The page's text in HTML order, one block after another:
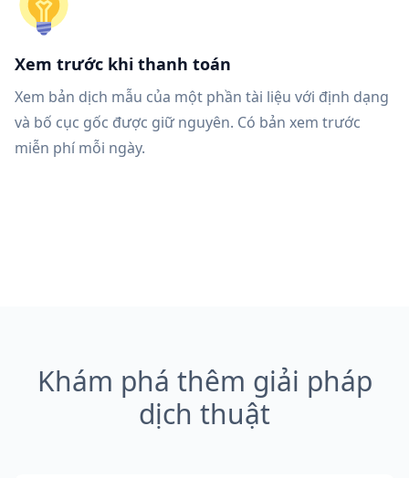
Xem trước khi thanh toán
Xem bản dịch mẫu của một phần tài liệu với định dạng
và bố cục gốc được giữ nguyên. Có bản xem trước
miễn phí mỗi ngày.
Khám phá thêm giải pháp
dịch thuật